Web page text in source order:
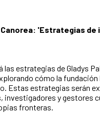
'Estrategias
las estrategias de Gladys
cómo la
Estas estrategias serán
investigadores y gestores
fronteras.